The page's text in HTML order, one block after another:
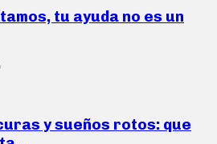
tu ayuda no es un
y sueños rotos: que